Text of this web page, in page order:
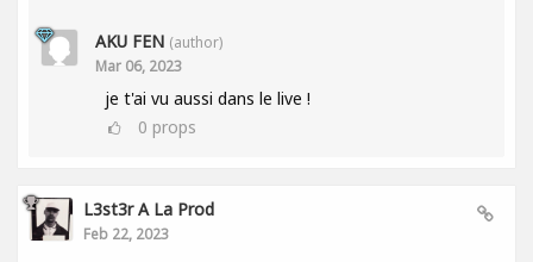
AKU FEN (author)
Mar 06, 2023
je t'ai vu aussi dans le live !
0 props
L3st3r A La Prod
Feb 22, 2023